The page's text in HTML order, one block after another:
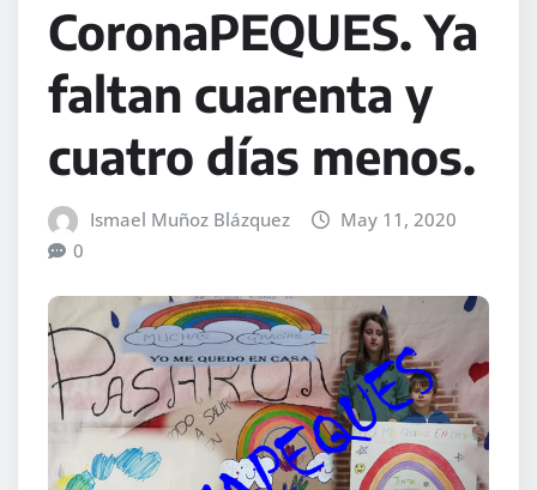
CoronaPEQUES. Ya
faltan cuarenta y
cuatro días menos.
Ismael Muñoz Blázquez
May 11, 2020
0